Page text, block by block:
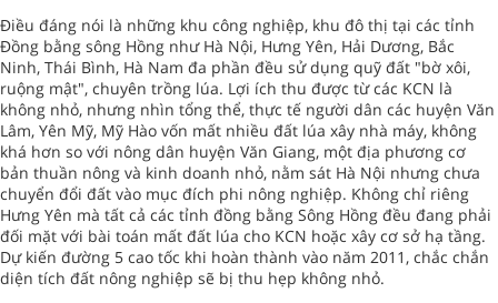
Điều đáng nói là những khu công nghiệp, khu đô thị tại các tỉnh
Đồng bằng sông Hồng như Hà Nội, Hưng Yên, Hải Dương, Bắc
Ninh, Thái Bình, Hà Nam đa phần đều sử dụng quỹ đất "bờ xôi,
ruộng mật", chuyên trồng lúa. Lợi ích thu được từ các KCN là
không nhỏ, nhưng nhìn tổng thể, thực tế người dân các huyện Văn
Lâm, Yên Mỹ, Mỹ Hào vốn mất nhiều đất lúa xây nhà máy, không
khá hơn so với nông dân huyện Văn Giang, một địa phương cơ
bản thuần nông và kinh doanh nhỏ, nằm sát Hà Nội nhưng chưa
chuyển đổi đất vào mục đích phi nông nghiệp. Không chỉ riêng
Hưng Yên mà tất cả các tỉnh đồng bằng Sông Hồng đều đang phải
đối mặt với bài toán mất đất lúa cho KCN hoặc xây cơ sở hạ tầng.
Dự kiến đường 5 cao tốc khi hoàn thành vào năm 2011, chắc chắn
diện tích đất nông nghiệp sẽ bị thu hẹp không nhỏ.